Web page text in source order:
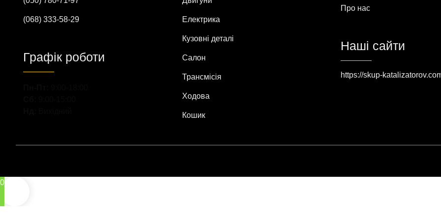
(068) 333-58-29
Графік роботи
Електрика
Кузовні деталі
Салон
Трансмісія
Ходова
Кошик
Про нас
Наші сайти
https://skup-
0